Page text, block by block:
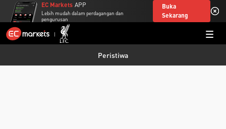
EC Markets APP
Lebih mudah dalam perdagangan dan
pengurusan
Buka
Sekarang
Peristiwa